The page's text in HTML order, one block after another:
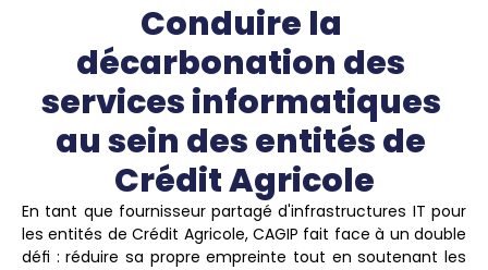
Conduire la
décarbonation des
services informatiques
au sein des entités de
Crédit Agricole
En tant que fournisseur partagé d'infrastructures IT pour
les entités de Crédit Agricole, CAGIP fait face à un double
défi : réduire sa propre empreinte tout en soutenant les